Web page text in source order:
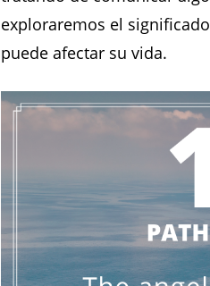
exploraremos el
puede afectar su vida.